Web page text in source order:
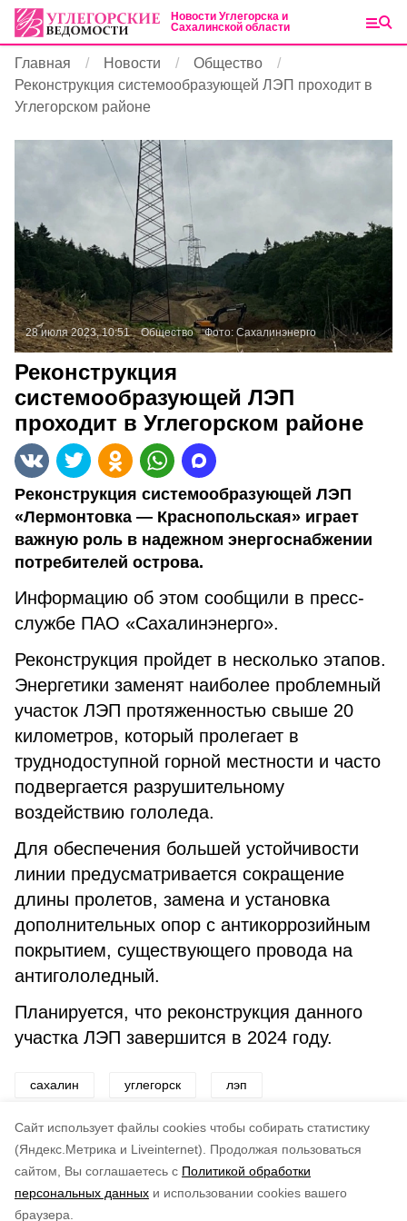
Cайт использует файлы cookies чтобы собирать статистику
(Яндекс.Метрика и Liveinternet).
Продолжая пользоваться
сайтом, Вы соглашаетесь с Политикой обработки
персональных данных и использовании cookies вашего
браузера.
Подписывайтесь на наш Telegram
канал
Новости Углегорска и
Сахалинской области
Главная Новости
Общество
Реконструкция системообразующей ЛЭП проходит в
Углегорском районе
28 июля 2023, 10:51 Общество Фото: Сахалинэнерго
Реконструкция
системообразующей ЛЭП
проходит в Углегорском районе
Реконструкция системообразующей ЛЭП
«Лермонтовка — Краснопольская» играет
важную роль в надежном энергоснабжении
потребителей острова.
Информацию об этом сообщили в пресс-
службе ПАО «Сахалинэнерго».
Реконструкция пройдет в несколько этапов.
Энергетики заменят наиболее проблемный
участок ЛЭП протяженностью свыше 20
километров, который пролегает в
труднодоступной горной местности и часто
подвергается разрушительному
воздействию гололеда.
Для обеспечения большей устойчивости
линии предусматривается сокращение
длины пролетов, замена и установка
дополнительных опор с антикоррозийным
покрытием, существующего провода на
антигололедный.
Планируется, что реконструкция данного
участка ЛЭП завершится в 2024 году.
сахалин углегорск лэп
электричество ремонт
по оценке